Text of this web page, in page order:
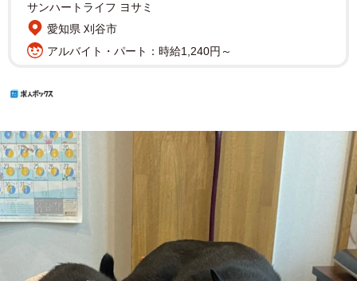
サンハートライフ ヨサミ
愛知県 刈谷市
アルバイト・パート：時給1,240円～